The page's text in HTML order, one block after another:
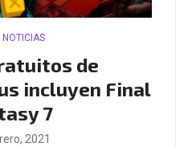
NOTICIAS
de
incluyen Final
7
2021